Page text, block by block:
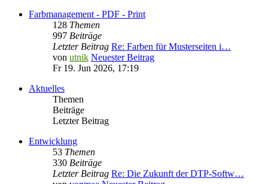
Farbmanagement - PDF - Print
128 Themen
997 Beiträge
Letzter Beitrag Re: Farben für Musterseiten i…
von utnik Neuester Beitrag
Fr 19. Jun 2026, 17:19
Aktuelles
Themen
Beiträge
Letzter Beitrag
Entwicklung
53 Themen
330 Beiträge
Letzter Beitrag Re: Die Zukunft der DTP-Softw…